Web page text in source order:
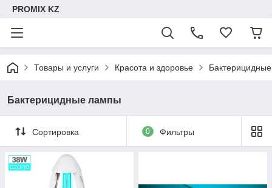
PROMIX KZ
Товары и услуги Красота и здоровье
Бактерицидные лампы
Сортировка 0 Фильтры